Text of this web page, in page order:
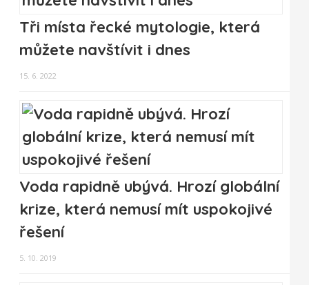
Tři místa řecké mytologie, která
můžete navštívit i dnes
15. 6. 2022
Voda rapidně ubývá. Hrozí globální
krize, která nemusí mít uspokojivé
řešení
5. 10. 2019